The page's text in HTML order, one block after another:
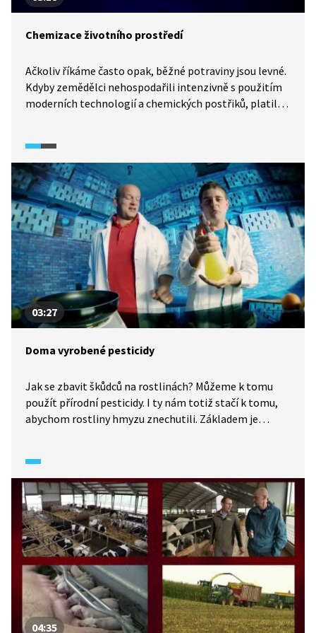
Chemizace životního prostředí
Ačkoliv říkáme často opak, běžné potraviny jsou levné.
Kdyby zemědělci nehospodařili intenzivně s použitím
moderních technologií a chemických postřiků, platili
ekonomicky výhodnější. Avšak pro přírodu a zdraví
člověka je to katastrofa. Chemie využívaná
v zemědělství se dostává do půdy, na které se pěstují
naše potraviny, nebo do vody, kterou pijeme.
03:27
Doma vyrobené pesticidy
Jak se zbavit škůdců na rostlinách? Můžeme k tomu
použít přírodní pesticidy. I ty nám totiž stačí k tomu,
abychom rostliny hmyzu znechutili. Základem je
a citronech. Jednoduché pesticidy si můžeme připravit
snadno a rychle i doma.
04:35